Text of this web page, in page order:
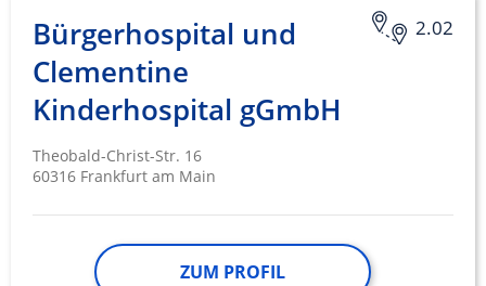
2.02
Bürgerhospital und
Clementine
Kinderhospital gGmbH
Theobald-Christ-Str. 16
60316 Frankfurt am Main
ZUM PROFIL